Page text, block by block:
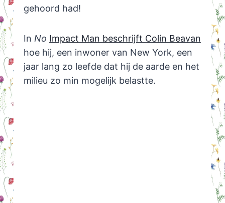
gehoord had!
In No Impact Man beschrijft Colin Beavan
hoe hij, een inwoner van New York, een
jaar lang zo leefde dat hij de aarde en het
milieu zo min mogelijk belastte.